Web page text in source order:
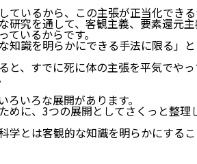
ているから、この主張が正当化できる
研究を通して、客観主義、要素還元
ているからです。
知識を明らかにできる手法に限る」
と、すでに死に体の主張を平気でや
いろな展開があります。
に、3つの展開としてさくっと整理
学とは客観的な知識を明らかにする